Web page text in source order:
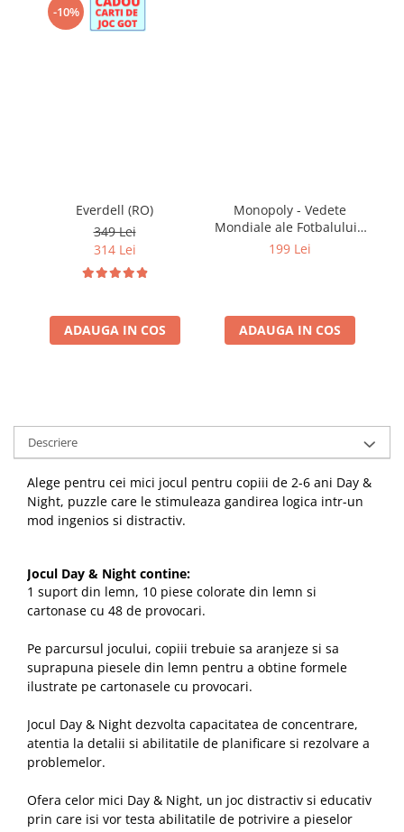
-10%
Everdell (RO)
349 Lei
314 Lei
ADAUGA IN COS
Monopoly - Vedete
Mondiale ale Fotbalului -
World Football Stars (EN)
199 Lei
ADAUGA IN COS
Descriere
Alege pentru cei mici jocul pentru copiii de 2-6 ani Day &
Night, puzzle care le stimuleaza gandirea logica intr-un
mod ingenios si distractiv.
Jocul Day & Night contine:
1 suport din lemn, 10 piese colorate din lemn si
cartonase cu 48 de provocari.
Pe parcursul jocului, copiii trebuie sa aranjeze si sa
suprapuna piesele din lemn pentru a obtine formele
ilustrate pe cartonasele cu provocari.
Jocul Day & Night dezvolta capacitatea de concentrare,
atentia la detalii si abilitatile de planificare si rezolvare a
problemelor.
Ofera celor mici Day & Night, un joc distractiv si educativ
prin care isi vor testa abilitatile de potrivire a pieselor